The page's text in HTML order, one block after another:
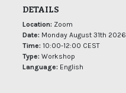
DETAILS
Location: Zoom
Date: Monday August 31th 2026
Time: 10:00-12:00 CEST
Type: Workshop
Language: English